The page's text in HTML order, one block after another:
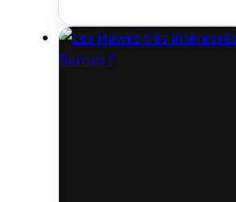
la draft. Ils devraient
à son sujet, et si on en croit